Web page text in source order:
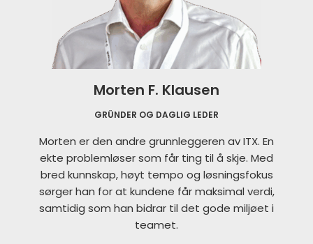
Morten F. Klausen
GRÜNDER OG DAGLIG LEDER
Morten er den andre grunnleggeren av ITX. En
ekte problemløser som får ting til å skje. Med
bred kunnskap, høyt tempo og løsningsfokus
sørger han for at kundene får maksimal verdi,
samtidig som han bidrar til det gode miljøet i
teamet.